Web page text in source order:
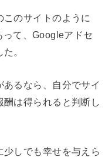
のサイトのように
て、Googleアドセ
。
るなら、自分でサイ
は得られると判断し
しでも幸せを与えら